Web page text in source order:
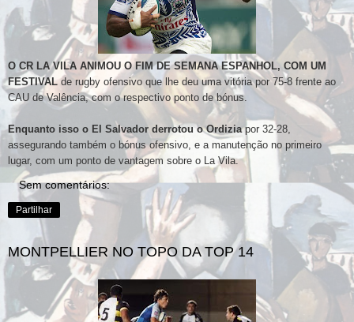
O CR LA VILA ANIMOU O FIM DE SEMANA ESPANHOL, COM UM
FESTIVAL de rugby ofensivo que lhe deu uma vitória por 75-8 frente ao
CAU de Valência, com o respectivo ponto de bónus.
Enquanto isso o El Salvador derrotou o Ordizia por 32-28,
assegurando também o bónus ofensivo, e a manutenção no primeiro
lugar, com um ponto de vantagem sobre o La Vila.
Sem comentários:
Partilhar
MONTPELLIER NO TOPO DA TOP 14